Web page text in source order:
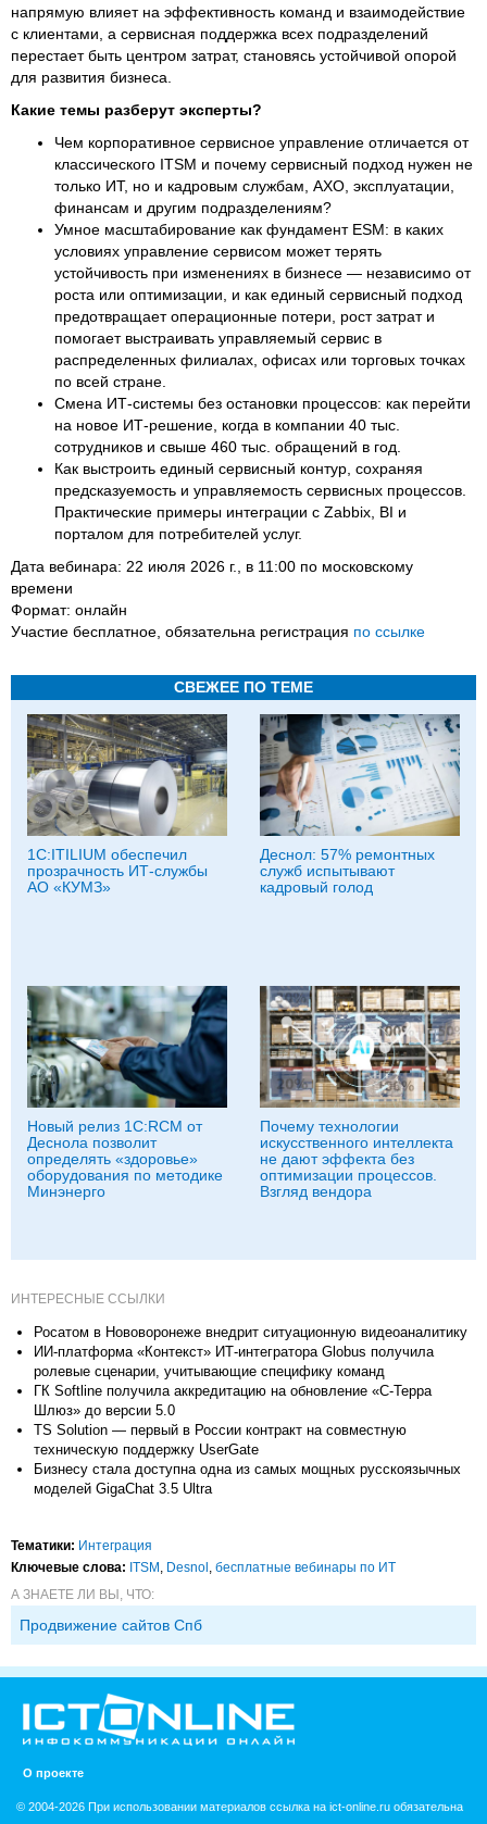
напрямую влияет на эффективность команд и взаимодействие
с клиентами, а сервисная поддержка всех подразделений
перестает быть центром затрат, становясь устойчивой опорой
для развития бизнеса.
Какие темы разберут эксперты?
Чем корпоративное сервисное управление отличается от
классического ITSM и почему сервисный подход нужен не
только ИТ, но и кадровым службам, АХО, эксплуатации,
финансам и другим подразделениям?
Умное масштабирование как фундамент ESM: в каких
условиях управление сервисом может терять
устойчивость при изменениях в бизнесе — независимо от
роста или оптимизации, и как единый сервисный подход
предотвращает операционные потери, рост затрат и
помогает выстраивать управляемый сервис в
распределенных филиалах, офисах или торговых точках
по всей стране.
Смена ИТ-системы без остановки процессов: как перейти
на новое ИТ-решение, когда в компании 40 тыс.
сотрудников и свыше 460 тыс. обращений в год.
Как выстроить единый сервисный контур, сохраняя
предсказуемость и управляемость сервисных процессов.
Практические примеры интеграции с Zabbix, BI и
порталом для потребителей услуг.
Дата вебинара: 22 июля 2026 г., в 11:00 по московскому
времени
Формат: онлайн
Участие бесплатное, обязательна регистрация по ссылке
СВЕЖЕЕ ПО ТЕМЕ
1С:ITILIUM обеспечил
прозрачность ИТ-службы
АО «КУМЗ»
Деснол: 57% ремонтных
служб испытывают
кадровый голод
Новый релиз 1С:RCM от
Деснола позволит
определять «здоровье»
оборудования по методике
Минэнерго
Почему технологии
искусственного интеллекта
не дают эффекта без
оптимизации процессов.
Взгляд вендора
ИНТЕРЕСНЫЕ ССЫЛКИ
Росатом в Нововоронеже внедрит ситуационную видеоаналитику
ИИ-платформа «Контекст» ИТ-интегратора Globus получила
ролевые сценарии, учитывающие специфику команд
ГК Softline получила аккредитацию на обновление «С-Терра
Шлюз» до версии 5.0
TS Solution — первый в России контракт на совместную
техническую поддержку UserGate
Бизнесу стала доступна одна из самых мощных русскоязычных
моделей GigaChat 3.5 Ultra
Тематики: Интеграция
Ключевые слова: ITSM Desnol бесплатные вебинары по ИТ
А ЗНАЕТЕ ЛИ ВЫ, ЧТО:
Продвижение сайтов Спб
О проекте
© 2004-2026 При использовании материалов ссылка на ict-online.ru обязательна